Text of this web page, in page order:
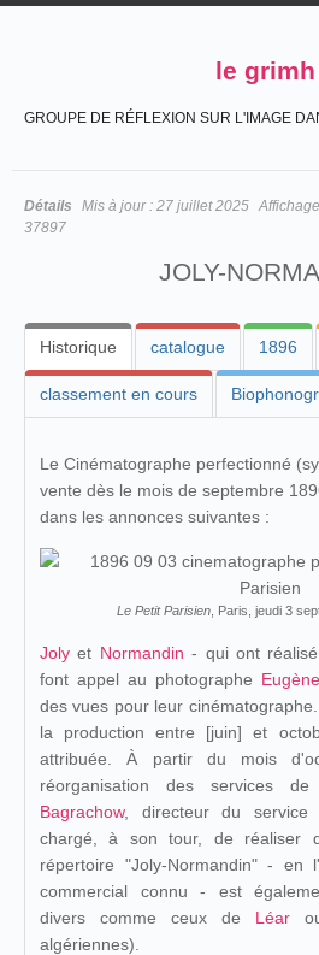
le grimh
GROUPE DE RÉFLEXION SUR L'IMAGE
Détails Mis à jour : 27 juillet 2025
37897
JOLY-
Historique catalogue 1896
classement en cours
Le Cinématographe perfectionné
vente dès le mois de septembre
dans les annonces suivantes :
Le Petit Parisien, Paris, jeudi 3
Joly et Normandin - qui ont
font appel au photographe
des vues pour leur
la production entre [juin] et
attribuée. À partir du mois
réorganisation des services de
Bagrachow, directeur du
chargé, à son tour, de réaliser
répertoire "Joly-Normandin" - en
commercial connu - est
divers comme ceux de Léar
algériennes).